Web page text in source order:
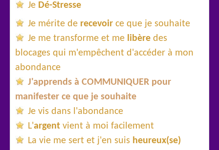
Je Dé-Stresse
Je mérite de recevoir ce que je souhaite
Je me transforme et me libère des
blocages qui m'empêchent d'accéder à mon
abondance
J'apprends à COMMUNIQUER pour
manifester ce que je souhaite
Je vis dans l'abondance
L'argent vient à moi facilement
La vie me sert et j'en suis heureux(se)